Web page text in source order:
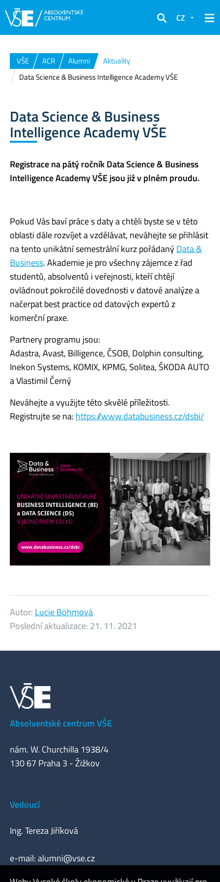
Hledat
CZ
VŠE ACR Alumni
Aktuality
Data Science & Business Intelligence Academy VŠE
Data Science & Business
Intelligence Academy VŠE
Registrace na pátý ročník Data Science & Business
Intelligence Academy VŠE jsou již v plném proudu.
Pokud Vás baví práce s daty a chtěli byste se v této
oblasti dále rozvíjet a vzdělávat, neváhejte se přihlásit
na tento unikátní semestrální kurz pořádanýData &
Business. Akademie je pro všechny zájemce z řad
studentů, absolventů i veřejnosti, kteří chtějí
ovládnout pokročilé dovednosti v datové analýze a
načerpat best practice od datových expertů z
komerční praxe.
Partnery programu jsou:
Adastra, Avast, Billigence, ČSOB, Dolphin consulting,
Inekon Systems, KOMIX, KPMG, Solitea, ŠKODA AUTO
a Vlastimil Černý
Neváhejte a využijte této skvělé příležitosti.
Registrujte se na: https://www.databusiness.cz/dsbi/
Autor: Lucie Böhmová
Poslední aktualizace: 21. 11. 2021
Absolventské centrum VŠE
nám. W. Churchilla 1938/4
130 67 Praha 3 - Žižkov
Vedoucí
Ing. Tereza Jiříková
e-mail:alumni@vse.cz